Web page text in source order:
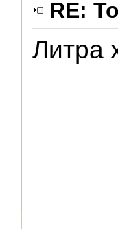
RE:
Литра